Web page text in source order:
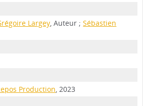
Largey, Auteur ;Sébastien
Production, 2023